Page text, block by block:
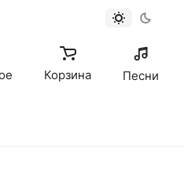
Корзина Песни